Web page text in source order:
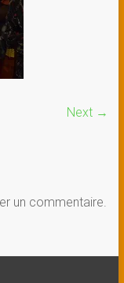
Next →
un commentaire.